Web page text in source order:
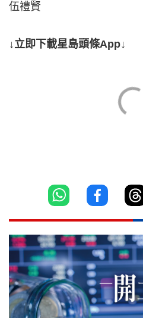
伍禮賢
↓立即下載星島頭條App↓